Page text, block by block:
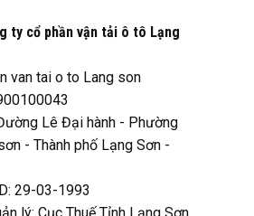
ty cổ phần vận tải ô tô Lạng
van tai o to Lang son
Lê Đại hành - Phường
- Thành phố Lạng Sơn -
29-03-1993